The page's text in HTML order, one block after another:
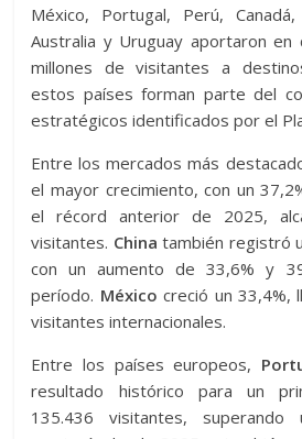
México, Portugal, Perú,
Australia y Uruguay aportaron en
millones de visitantes a
estos países forman parte del
estratégicos identificados por el
Entre los mercados más
el mayor crecimiento, con un
el récord anterior de 2025,
visitantes. China también registró
con un aumento de 33,6% y
período. México creció un 33,4%,
visitantes internacionales.
Entre los países europeos,
resultado histórico para un
135.436 visitantes,